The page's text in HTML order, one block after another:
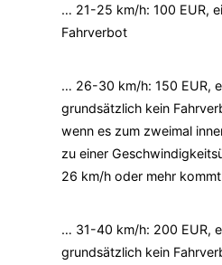
… 21-25 km/h: 100 EUR,
Fahrverbot
… 26-30 km/h: 150 EUR,
grundsätzlich kein
wenn es zum zweimal
zu einer
26 km/h oder mehr kommt
… 31-40 km/h: 200 EUR,
grundsätzlich kein